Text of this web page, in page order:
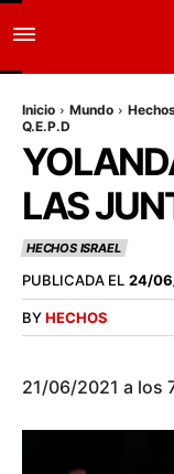
Inicio Mundo
Q.E.P.D
LAS
HECHOS ISRAEL
PUBLICADA EL 24/
BYHECHOS
21/06/2021 a los